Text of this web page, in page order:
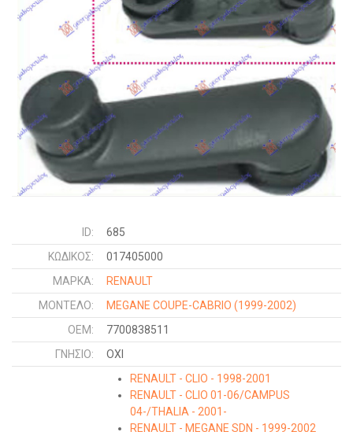
ID:
685
ΚΩΔΙΚΌΣ:
017405000
ΜΑΡΚΑ:
RENAULT
ΜΟΝΤΕΛΟ:
MEGANE COUPE-CABRIO (1999-2002)
OEM:
7700838511
ΓΝΉΣΙΟ:
ΟΧΙ
RENAULT - CLIO - 1998-2001
RENAULT - CLIO 01-06/CAMPUS
04-/THALIA - 2001-
RENAULT - MEGANE SDN - 1999-2002